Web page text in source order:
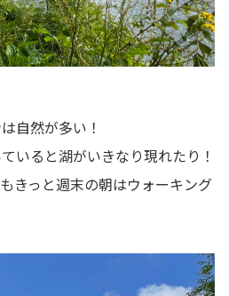
自然が多い！
いると湖がいきなり現れたり！
きっと週末の朝はウォーキング